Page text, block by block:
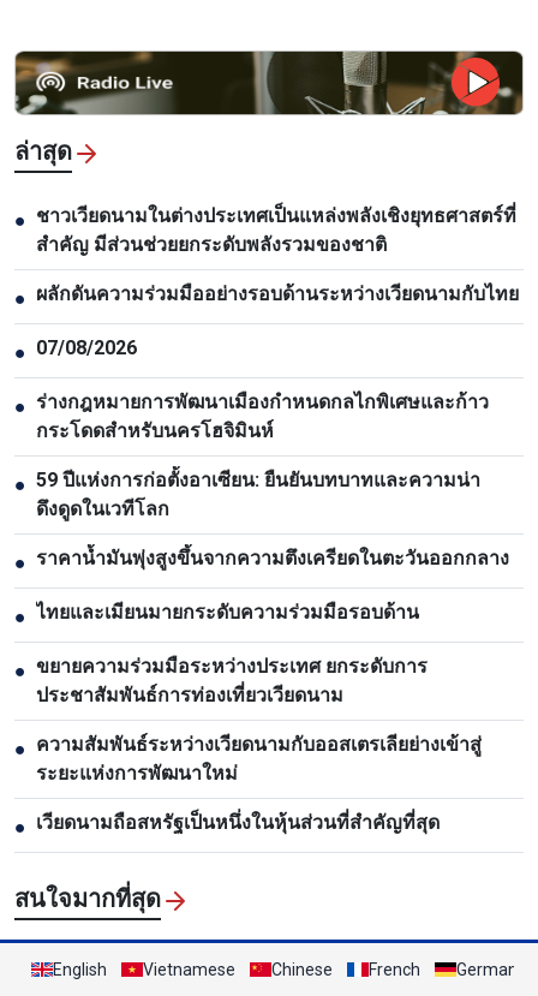
ล่าสุด
● ชาวเวียดนามในต่างประเทศเป็นแหล่งพลังเชิงยุทธศาสตร์ที่
สำคัญ มีส่วนช่วยยกระดับพลังรวมของชาติ
● ผลักดันความร่วมมืออย่างรอบด้านระหว่างเวียดนามกับไทย
● 07/08/2026
● ร่างกฎหมายการพัฒนาเมืองกำหนดกลไกพิเศษและก้าว
กระโดดสำหรับนครโฮจิมินห์
● 59 ปีแห่งการก่อตั้งอาเซียน: ยืนยันบทบาทและความน่า
ดึงดูดในเวทีโลก
● ราคาน้ำมันพุ่งสูงขึ้นจากความตึงเครียดในตะวันออกกลาง
● ไทยและเมียนมายกระดับความร่วมมือรอบด้าน
● ขยายความร่วมมือระหว่างประเทศ ยกระดับการ
ประชาสัมพันธ์การท่องเที่ยวเวียดนาม
● ความสัมพันธ์ระหว่างเวียดนามกับออสเตรเลียย่างเข้าสู่
ระยะแห่งการพัฒนาใหม่
● เวียดนามถือสหรัฐเป็นหนึ่งในหุ้นส่วนที่สำคัญที่สุด
สนใจมากที่สุด
English Vietnamese Chinese French German